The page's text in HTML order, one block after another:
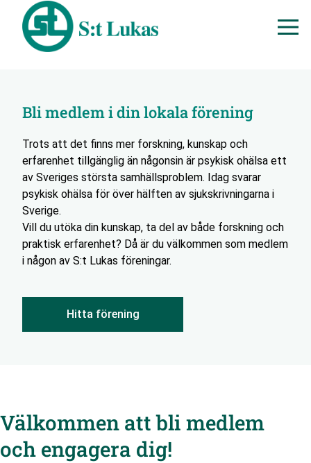
Bli medlem i din lokala förening
Trots att det finns mer forskning, kunskap och
erfarenhet tillgänglig än någonsin är psykisk ohälsa ett
av Sveriges största samhällsproblem. Idag svarar
psykisk ohälsa för över hälften av sjukskrivningarna i
Sverige.
Vill du utöka din kunskap, ta del av både forskning och
praktisk erfarenhet? Då är du välkommen som medlem
i någon av S:t Lukas föreningar.
Hitta förening
Välkommen att bli medlem
och engagera dig!